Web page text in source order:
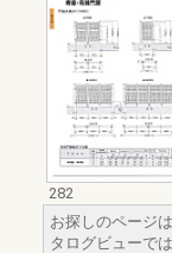
282
お探しのページ
タログビューで